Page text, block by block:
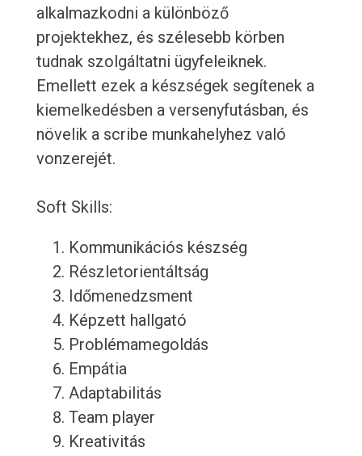
alkalmazkodni a különböző
projektekhez, és szélesebb körben
tudnak szolgáltatni ügyfeleiknek.
Emellett ezek a készségek segítenek a
kiemelkedésben a versenyfutásban, és
növelik a scribe munkahelyhez való
vonzerejét.
Soft Skills:
Kommunikációs készség
Részletorientáltság
Időmenedzsment
Képzett hallgató
Problémamegoldás
Empátia
Adaptabilitás
Team player
Kreativitás